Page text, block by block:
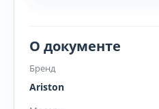
О документе
Бренд
Ariston